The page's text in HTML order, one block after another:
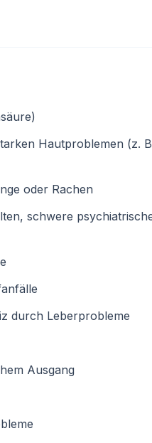
Hautproblemen (z.
oder Rachen
schwere
durch Leberprobleme
Ausgang